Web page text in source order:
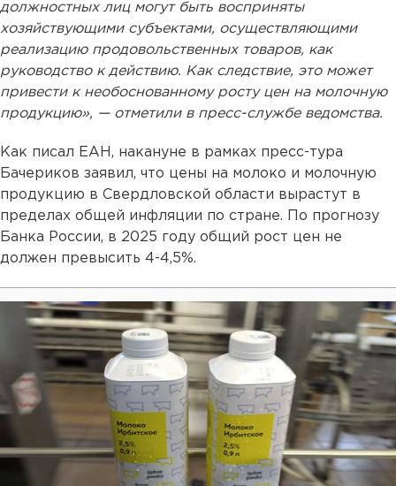
должностных лиц могут быть восприняты
хозяйствующими субъектами, осуществляющими
реализацию продовольственных товаров, как
руководство к действию. Как следствие, это может
привести к необоснованному росту цен на молочную
продукцию», — отметили в пресс-службе ведомства.
Как писал ЕАН, накануне в рамках пресс-тура
Бачериков заявил, что цены на молоко и молочную
продукцию в Свердловской области вырастут в
пределах общей инфляции по стране. По прогнозу
Банка России, в 2025 году общий рост цен не
должен превысить 4-4,5%.